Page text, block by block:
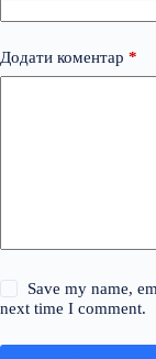
Додати коментар *
Save my name,
next time I comment.